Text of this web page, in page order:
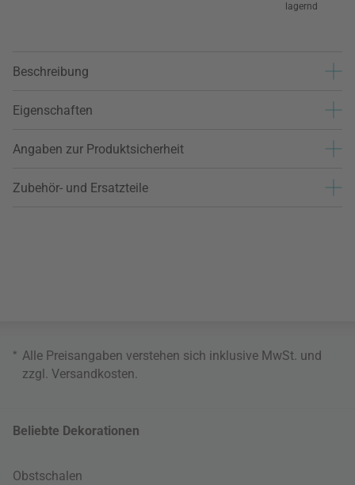
lagernd
Beschreibung
Eigenschaften
Angaben zur Produktsicherheit
Zubehör- und Ersatzteile
* Alle Preisangaben verstehen sich inklusive MwSt. und
zzgl. Versandkosten.
Beliebte Dekorationen
Obstschalen